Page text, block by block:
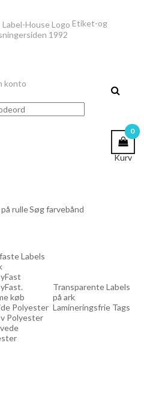
Etiket-og
siden 1992
0
Kurv
konto
rulleSøg farvebånd
Labels
køb
Polyester
Polyester
Transparente Labels
på ark
Lamineringsfrie Tags